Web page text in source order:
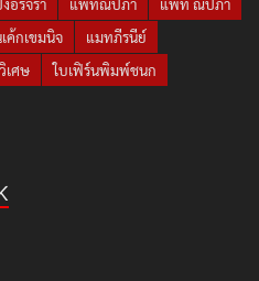
ค้กเขมนิจ
แมทภีรนีย์
เศษ
ใบเฟิร์นพิมพ์ชนก